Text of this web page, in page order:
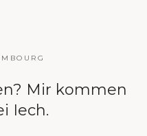
Mir kommen
Iech.